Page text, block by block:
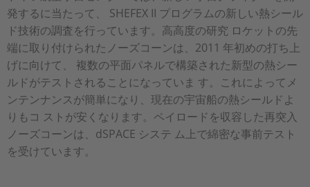
発するに当たって、 SHEFEX II プログラムの新しい熱シール
ド技術の調査を行っています。高高度の研究 ロケットの先
端に取り付けられたノーズコーンは、2011 年初めの打ち上
げに向けて、 複数の平面パネルで構築された新型の熱シー
ルドがテストされることになっていま す。これによってメ
ンテンナンスが簡単になり、現在の宇宙船の熱シールドよ
りもコ ストが安くなります。ペイロードを収容した再突入
ノーズコーンは、dSPACE システ ム上で綿密な事前テスト
を受けています。